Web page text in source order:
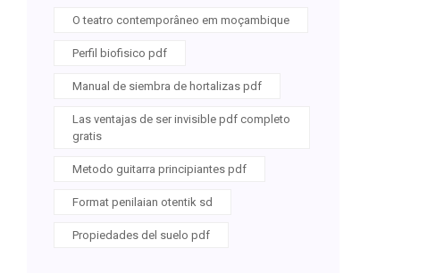
O teatro contemporâneo em moçambique
Perfil biofisico pdf
Manual de siembra de hortalizas pdf
Las ventajas de ser invisible pdf completo
gratis
Metodo guitarra principiantes pdf
Format penilaian otentik sd
Propiedades del suelo pdf